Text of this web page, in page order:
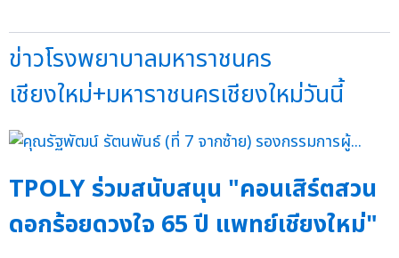
ข่าวโรงพยาบาลมหาราชนคร
เชียงใหม่+มหาราชนครเชียงใหม่วันนี้
TPOLY ร่วมสนับสนุน "คอนเสิร์ตสวน
ดอกร้อยดวงใจ 65 ปี แพทย์เชียงใหม่"